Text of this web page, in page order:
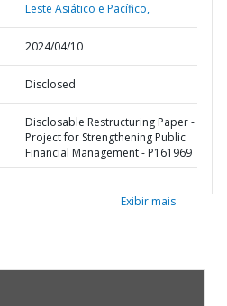
Leste Asiático e Pacífico,
2024/04/10
Disclosed
Disclosable Restructuring Paper -
Project for Strengthening Public
Financial Management - P161969
Exibir mais